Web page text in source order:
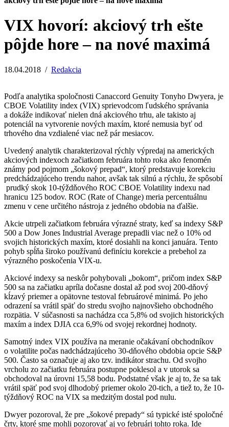
VIX hovorí: akciový trh ešte
pôjde hore – na nové maximá
18.04.2018 / Redakcia
Podľa analytika spoločnosti Canaccord Genuity Tonyho Dwyera, je
CBOE Volatility index (VIX) sprievodcom ľudského správania
a dokáže indikovať nielen dná akciového trhu, ale takisto aj
potenciál na vytvorenie nových maxím, ktoré nemusia byť od
trhového dna vzdialené viac než pár mesiacov.
Uvedený analytik charakterizoval rýchly výpredaj na amerických
akciových indexoch začiatkom februára tohto roka ako fenomén
známy pod pojmom „šokový prepad“, ktorý predstavuje korekciu
predchádzajúceho trendu nahor, avšak tak silnú a rýchlu, že spôsobí
prudký skok 10-týždňového ROC CBOE Volatility indexu nad
hranicu 125 bodov. ROC (Rate of Change) meria percentuálnu
zmenu v cene určitého nástroja z jedného obdobia na ďalšie.
Akcie utrpeli začiatkom februára výrazné straty, keď sa indexy S&P
500 a Dow Jones Industrial Average prepadli viac než o 10% od
svojich historických maxím, ktoré dosiahli na konci januára. Tento
pohyb spĺňa široko používanú definíciu korekcie a prebehol za
výrazného poskočenia VIX-u.
Akciové indexy sa neskôr pohybovali „bokom“, pričom index S&P
500 sa na začiatku apríla dočasne dostal až pod svoj 200-dňový
kĺzavý priemer a opätovne testoval februárové minimá. Po jeho
odrazení sa vrátil späť do stredu svojho najnovšieho obchodného
rozpätia. V súčasnosti sa nachádza cca 5,8% od svojich historických
maxím a index DJIA cca 6,9% od svojej rekordnej hodnoty.
Samotný index VIX používa na meranie očakávaní obchodníkov
o volatilite počas nadchádzajúceho 30-dňového obdobia opcie S&P
500. Často sa označuje aj ako tzv. indikátor strachu. Od svojho
vrcholu zo začiatku februára postupne poklesol a v utorok sa
obchodoval na úrovni 15,58 bodu. Podstatné však je aj to, že sa tak
vrátil späť pod svoj dlhodobý priemer okolo 20-tich, a tiež to, že 10-
týždňový ROC na VIX sa medzitým dostal pod nulu.
Dwyer pozoroval, že pre „šokové prepady“ sú typické isté spoločné
črty, ktoré sme mohli pozorovať aj vo februári tohto roka. Ide